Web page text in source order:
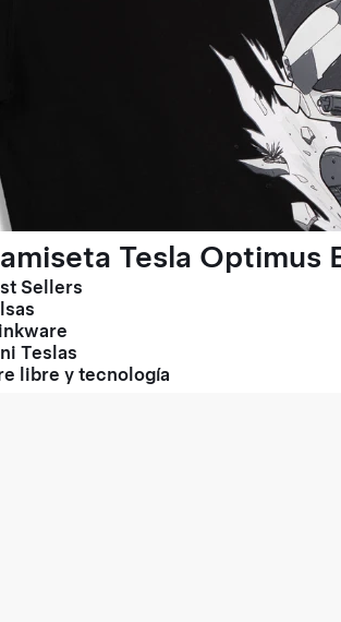
Tesla Optimus
Sellers
Teslas
libre y tecnología